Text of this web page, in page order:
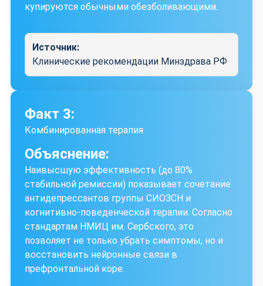
купируются обычными обезболивающими.
Источник:
Клинические рекомендации Минздрава РФ
Факт 3:
Комбинированная терапия
Объяснение:
Наивысшую эффективность (до 80%
стабильной ремиссии) показывает сочетание
антидепрессантов группы СИОЗСН и
когнитивно-поведенческой терапии. Согласно
стандартам НМИЦ им. Сербского, это
позволяет не только убрать симптомы, но и
восстановить нейронные связи в
префронтальной коре.